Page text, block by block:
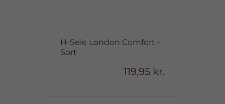
H-Sele London Comfort –
Sort
119,95 kr.